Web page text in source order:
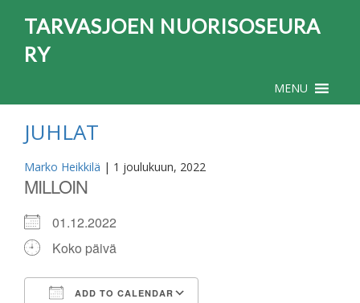
TARVASJOEN NUORISOSEURA
RY
MENU
JUHLAT
Marko Heikkilä | 1 joulukuun, 2022
MILLOIN
01.12.2022
Koko päivä
ADD TO CALENDAR